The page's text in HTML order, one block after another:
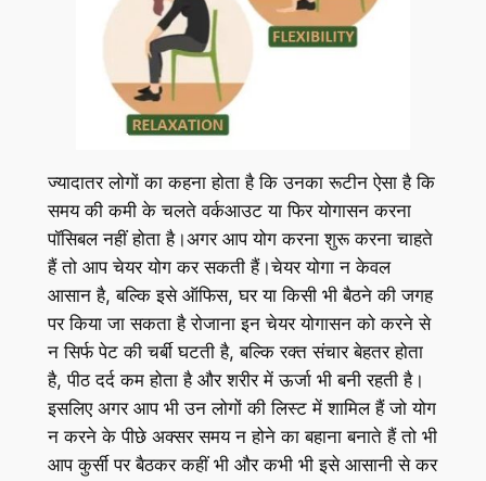
ज्यादातर लोगों का कहना होता है कि उनका रूटीन ऐसा है कि
समय की कमी के चलते वर्कआउट या फिर योगासन करना
पॉसिबल नहीं होता है।अगर आप योग करना शुरू करना चाहते
हैं तो आप चेयर योग कर सकती हैं।चेयर योगा न केवल
आसान है, बल्कि इसे ऑफिस, घर या किसी भी बैठने की जगह
पर किया जा सकता है रोजाना इन चेयर योगासन को करने से
न सिर्फ पेट की चर्बी घटती है, बल्कि रक्त संचार बेहतर होता
है, पीठ दर्द कम होता है और शरीर में ऊर्जा भी बनी रहती है।
इसलिए अगर आप भी उन लोगों की लिस्ट में शामिल हैं जो योग
न करने के पीछे अक्सर समय न होने का बहाना बनाते हैं तो भी
आप कुर्सी पर बैठकर कहीं भी और कभी भी इसे आसानी से कर